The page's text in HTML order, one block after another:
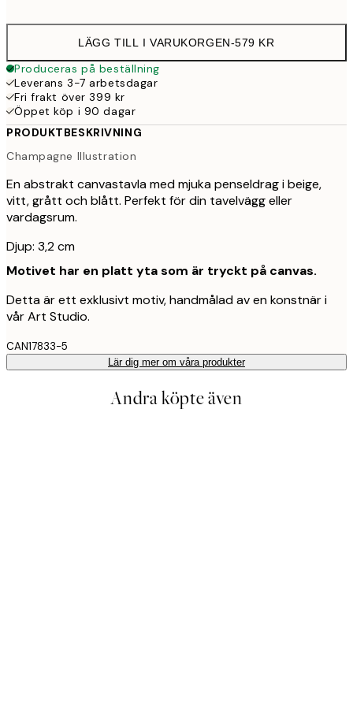
LÄGG TILL I VARUKORGEN-579 KR
Produceras på beställning
Leverans 3-7 arbetsdagar
Fri frakt över 399 kr
Öppet köp i 90 dagar
PRODUKTBESKRIVNING
Champagne Illustration
En abstrakt canvastavla med mjuka penseldrag i beige,
vitt, grått och blått. Perfekt för din tavelvägg eller
vardagsrum.
Djup: 3,2 cm
Motivet har en platt yta som är tryckt på canvas.
Detta är ett exklusivt motiv, handmålad av en konstnär i
vår Art Studio.
CAN17833-5
Lär dig mer om våra produkter
Andra köpte även